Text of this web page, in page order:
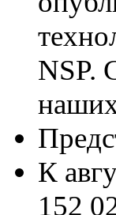
NSP.
К
152